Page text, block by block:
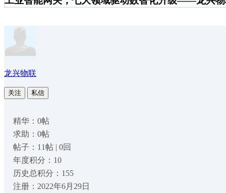
龙兴物联
关注 私信
精华：0帖
求助：0帖
帖子：11帖 | 0回
年度积分：10
历史总积分：155
注册：2022年6月29日